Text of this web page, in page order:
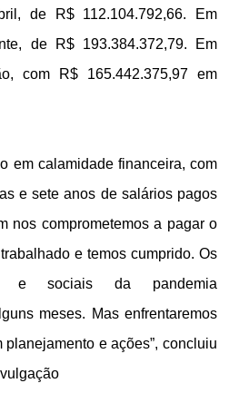
de R$ 112.104.792,66. Em
de R$ 193.384.372,79. Em
com R$ 165.442.375,97 em
em calamidade financeira, com
e sete anos de salários pagos
nos comprometemos a pagar o
e temos cumprido. Os
e sociais da pandemia
meses. Mas enfrentaremos
e ações”, concluiu